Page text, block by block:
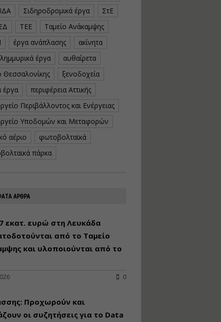
Σιδηροδρομικά έργα
ΣτΕ
ΤΕΕ
Ταμείο Ανάκαμψης
έργα ανάπλασης
ακίνητα
έργα
αυθαίρετα
Θεσσαλονίκης
ξενοδοχεία
έργα
περιφέρεια Αττικής
Περιβάλλοντος και Ενέργειας
Υποδομών και Μεταφορών
αέριο
φωτοβολταϊκά
πάρκα
ΑΡΘΡΑ
εκατ. ευρώ στη Λευκάδα
από το Ταμείο
και υλοποιούνται από το
0
Προχωρούν και
οι συζητήσεις για το Data
Εισηγητής:
Τιμή από: €275.00
τουριστικών μονάδων
Νικόλαος Σαρούκος
Διάρκεια: 8 ώρες